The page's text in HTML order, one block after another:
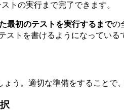
トの実行まで完了できます。
最初のテストを実行するまでの
トを書けるようになっている
う。適切な準備をすることで